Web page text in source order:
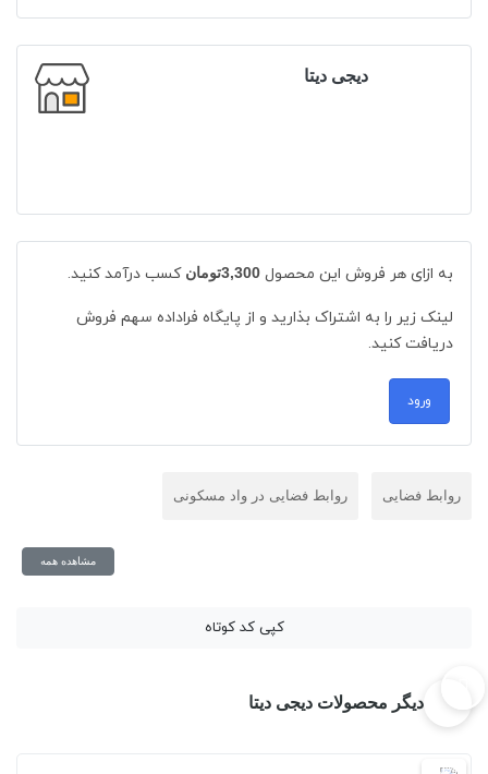
دیجی دیتا
به ازای هر فروش این محصول 3,300تومان کسب درآمد کنید.
لینک زیر را به اشتراک بذارید و از پایگاه فراداده سهم فروش
دریافت کنید.
ورود
روابط فضایی روابط فضایی در واد مسکونی
مشاهده همه
کپی کد کوتاه
دیگر محصولات دیجی دیتا
20%